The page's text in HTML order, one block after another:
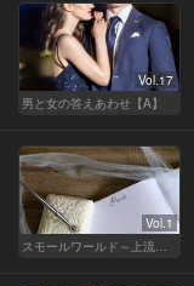
Vol.17
男と女の答えあわせ【A】
Vol.1
スモールワールド～上流階級の社会～